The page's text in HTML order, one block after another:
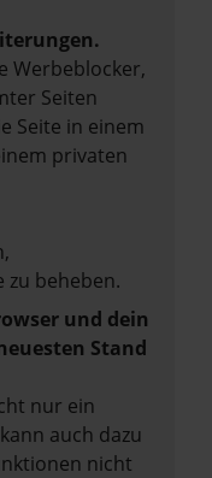
Werbeblocker,
Seiten
Seite in einem
privaten
beheben.
und dein
Stand
nur ein
auch dazu
nicht